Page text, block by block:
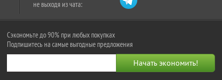
не выходя из чата:
Сэкономьте до 90% при любых покупках
Подпишитесь на самые выгодные предложения